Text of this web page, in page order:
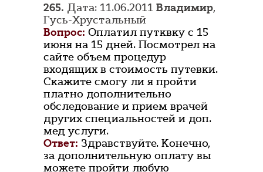
265. Дата: 11.06.2011 Владимир,
Гусь-Хрустальный
Вопрос: Оплатил путквку с 15
июня на 15 дней. Посмотрел на
сайте объем процедур
входящих в стоимость путевки.
Скажите смогу ли я пройти
платно дополнительно
обследование и прием врачей
других специальностей и доп.
мед услуги.
Ответ: Здравствуйте. Конечно,
за дополнительную оплату вы
можете пройти любую